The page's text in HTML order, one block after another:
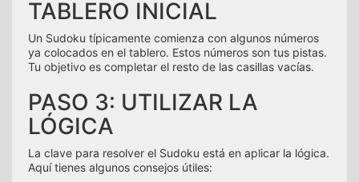
TABLERO INICIAL
Un Sudoku típicamente comienza con algunos números
ya colocados en el tablero. Estos números son tus pistas.
Tu objetivo es completar el resto de las casillas vacías.
PASO 3: UTILIZAR LA
LÓGICA
La clave para resolver el Sudoku está en aplicar la lógica.
Aquí tienes algunos consejos útiles: